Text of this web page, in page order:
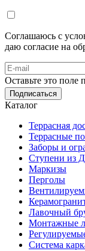
Соглашаюсь с
даю согласие на
Оставьте это поле
Подписаться
Каталог
Террасная
Террасные
Заборы и
Ступени из
Маркизы
Перголы
Лавочный
Монтажные
Система